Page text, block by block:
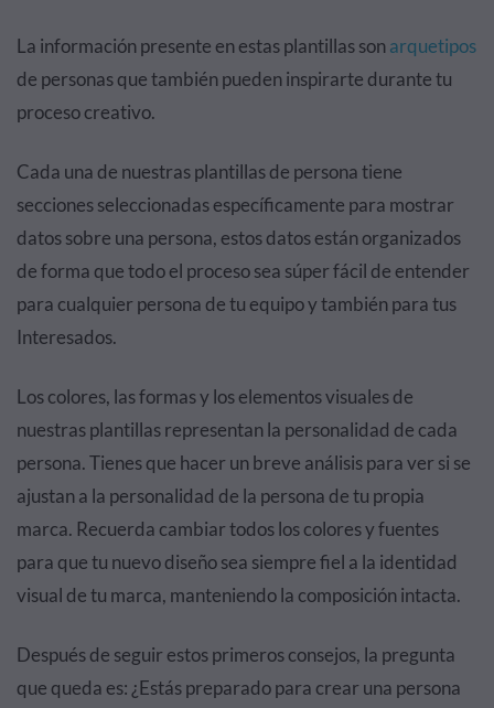
La información presente en estas plantillas sonarquetipos
de personas que también pueden inspirarte durante tu
proceso creativo.
Cada una de nuestras plantillas de persona tiene
secciones seleccionadas específicamente para mostrar
datos sobre una persona, estos datos están organizados
de forma que todo el proceso sea súper fácil de entender
para cualquier persona de tu equipo y también para tus
Interesados.
Los colores, las formas y los elementos visuales de
nuestras plantillas representan la personalidad de cada
persona. Tienes que hacer un breve análisis para ver si se
ajustan a la personalidad de la persona de tu propia
marca. Recuerda cambiar todos los colores y fuentes
para que tu nuevo diseño sea siempre fiel a la identidad
visual de tu marca, manteniendo la composición intacta.
Después de seguir estos primeros consejos, la pregunta
que queda es: ¿Estás preparado para crear una persona